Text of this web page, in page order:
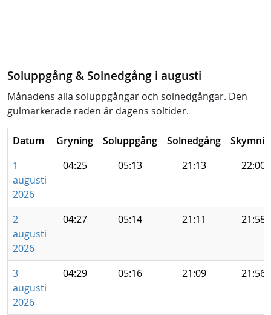
Soluppgång & Solnedgång i augusti
Månadens alla soluppgångar och solnedgångar. Den
gulmarkerade raden är dagens soltider.
Datum Gryning Soluppgång Solnedgång
1
augusti
2026
04:25 05:13 21:13 22:00
2
augusti
2026
04:27 05:14 21:11 21:58
3
augusti
2026
04:29 05:16 21:09 21:56